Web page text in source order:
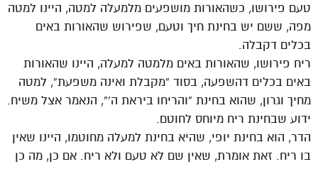
טעם פירושו, כשהאורות מושפעים מלמעלה למטה, היינו למטה
מפה, ששם יש בחינת חיך וטעם, שפירוש שהאורות באים
בכלים דקבלה.
ריח פירושו, שהאורות באים מלמטה למעלה, היינו שהאורות
באים בכלים דהשפעה, בסוד “מקבלת ואינה משפעת”, למטה
מחיך וגרון, שהוא בחינת “והריחו ביראת ה'”, הנאמר אצל משיח.
ידוע שבחינת ריח מיוחס לחוטם.
הדר, הוא בחינת יופי, שהיא בחינת למעלה מחוטמו, היינו שאין
בו ריח. זאת אומרת, שאין שם לא טעם ולא ריח. אם כן, מה כן